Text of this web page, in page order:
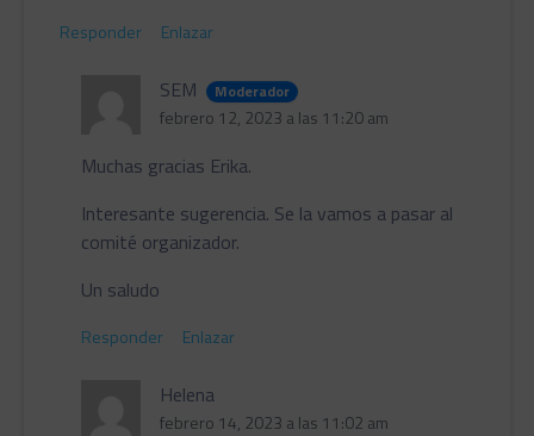
Responder Enlazar
SEM Moderador
febrero 12, 2023 a las 11:20 am
Muchas gracias Erika.
Interesante sugerencia. Se la vamos a pasar al
comité organizador.
Un saludo
Responder Enlazar
Helena
febrero 14, 2023 a las 11:02 am